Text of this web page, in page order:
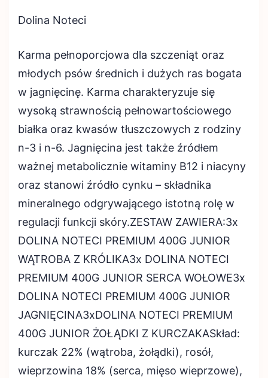
Dolina Noteci
Karma pełnoporcjowa dla szczeniąt oraz
młodych psów średnich i dużych ras bogata
w jagnięcinę. Karma charakteryzuje się
wysoką strawnością pełnowartościowego
białka oraz kwasów tłuszczowych z rodziny
n-3 i n-6. Jagnięcina jest także źródłem
ważnej metabolicznie witaminy B12 i niacyny
oraz stanowi źródło cynku – składnika
mineralnego odgrywającego istotną rolę w
regulacji funkcji skóry.ZESTAW ZAWIERA:3x
DOLINA NOTECI PREMIUM 400G JUNIOR
WĄTROBA Z KRÓLIKA3x DOLINA NOTECI
PREMIUM 400G JUNIOR SERCA WOŁOWE3x
DOLINA NOTECI PREMIUM 400G JUNIOR
JAGNIĘCINA3xDOLINA NOTECI PREMIUM
400G JUNIOR ŻOŁĄDKI Z KURCZAKASkład:
kurczak 22% (wątroba, żołądki), rosół,
wieprzowina 18% (serca, mięso wieprzowe),